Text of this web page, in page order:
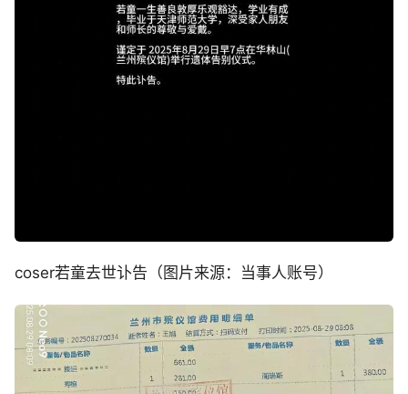
coser若童去世讣告（图片来源：当事人账号）